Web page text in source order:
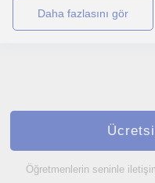
daha fazlasını gör
Öğretmenlerin seninle